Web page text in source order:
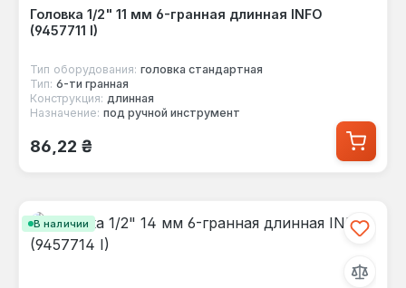
Головка 1/2" 11 мм 6-гранная длинная INFO
(9457711 I)
Тип оборудования: головка стандартная
Тип: 6-ти гранная
Конструкция: длинная
Назначение: под ручной инструмент
Обычная цена:
86,22 ₴
В наличии